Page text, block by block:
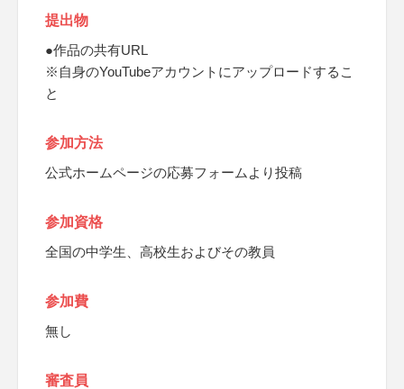
提出物
●作品の共有URL
※自身のYouTubeアカウントにアップロードするこ
と
参加方法
公式ホームページの応募フォームより投稿
参加資格
全国の中学生、高校生およびその教員
参加費
無し
審査員